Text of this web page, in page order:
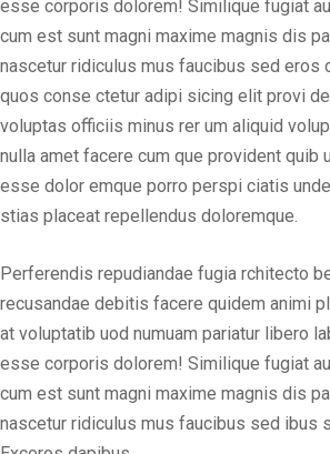
esse corporis dolorem! Similique fugiat
cum est sunt magni maxime magnis dis
nascetur ridiculus mus faucibus sed eros
quos conse ctetur adipi sicing elit provi
voluptas officiis minus rer um aliquid
nulla amet facere cum que provident quib
esse dolor emque porro perspi ciatis
stias placeat repellendus doloremque.
Perferendis repudiandae fugia rchitecto
recusandae debitis facere quidem animi
at voluptatib uod numuam pariatur libero
esse corporis dolorem! Similique fugiat
cum est sunt magni maxime magnis dis
nascetur ridiculus mus faucibus sed ibus